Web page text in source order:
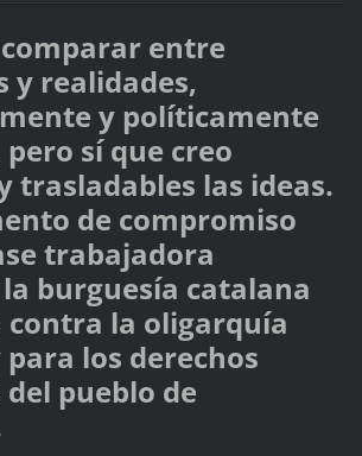
entre
y realidades,
y políticamente
sí que creo
trasladables las ideas.
de compromiso
trabajadora
burguesía catalana
contra la oligarquía
los derechos
pueblo de